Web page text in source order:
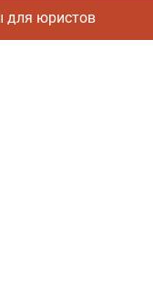
для юристов